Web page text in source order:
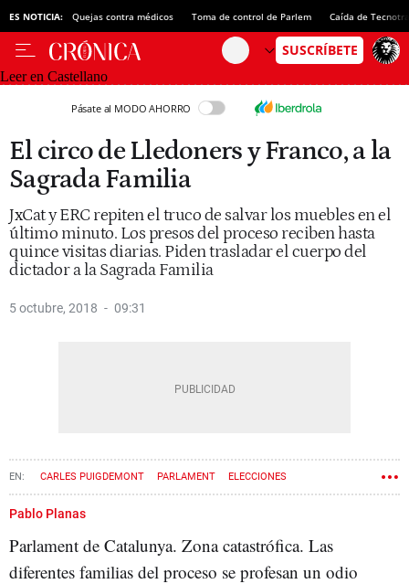
ES NOTICIA: Quejas contra médicos Toma de control de Parlem Caída de
Leer en Castellano
Pásate al MODO AHORRO
El circo de Lledoners y Franco, a la
Sagrada Familia
JxCat y ERC repiten el truco de salvar los muebles en el
último minuto. Los presos del proceso reciben hasta
quince visitas diarias. Piden trasladar el cuerpo del
dictador a la Sagrada Familia
5 octubre, 2018 09:31
CARLES PUIGDEMONT PARLAMENT ELECCIONES
ROGER TORRENT
Pablo Planas
Parlament de Catalunya. Zona catastrófica. Las
diferentes familias del proceso se profesan un odio